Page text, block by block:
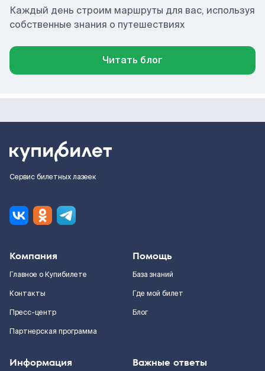
Каждый день строим маршруты для вас, используя
собственные знания о путешествиях
Читать блог
Сервис билетных лазеек
Компания
Главное о Купибилете
Контакты
Пресс-центр
Партнерская программа
Помощь
База знаний
Где мой билет
Блог
Информация Важные ответы